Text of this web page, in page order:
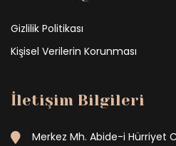
Gizlilik Politikası
Kişisel Verilerin Korunması
İletişim Bilgileri
Merkez Mh. Abide-i Hürriyet